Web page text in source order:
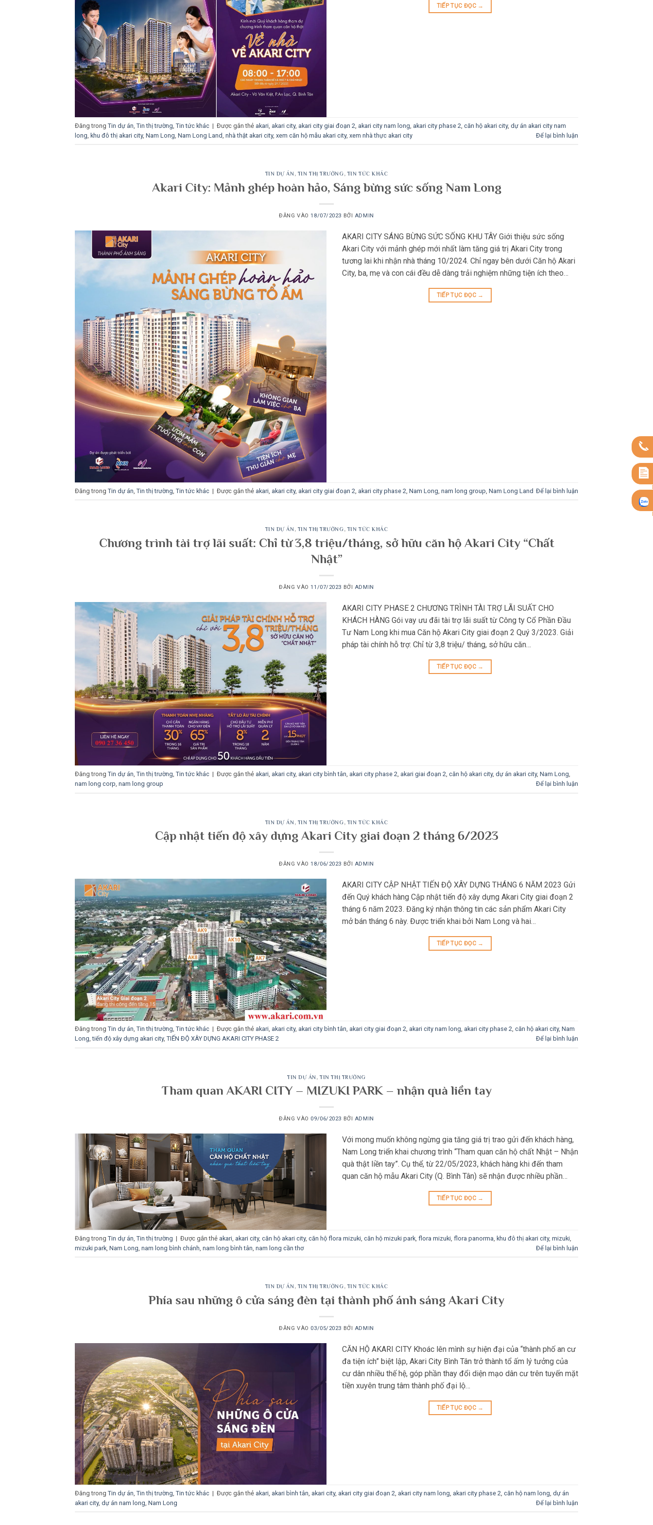
TIẾP TỤC ĐỌC →
Đăng trong Tin dự án Tin thị trường Tin tức khác | Được gắn thẻ akari akari city, akari city giai đoạn 2 akari city nam long akari city phase 2 căn hộ akari city, dự án akari city nam
long khu đô thị akari city, Nam Long Nam Long Land nhà thật akari city, xem căn hộ mẫu akari city, xem nhà thực akari city Để lại bình luận
TIN DỰ ÁN , TIN THỊ TRƯỜNG, TIN TỨC KHÁC
Akari City: Mảnh ghép hoàn hảo, Sáng bừng sức sống Nam Long
ĐĂNG VÀO18/07/2023 BỞI ADMIN
AKARI CITY SÁNG BỪNG SỨC SỐNG KHU TÂY Giới thiệu sức sống
Akari City với mảnh ghép mới nhất làm tăng giá trị Akari City trong
tương lai khi nhận nhà tháng 10/2024. Chỉ ngay bên dưới Căn hộ Akari
City, ba, mẹ và con cái đều dễ dàng trải nghiệm những tiện ích theo…
TIẾP TỤC ĐỌC →
Đăng trong Tin dự án Tin thị trường Tin tức khác | Được gắn thẻ akari akari city, akari city giai đoạn 2 akari city phase 2 Nam Long nam long group Nam Long Land Để lại bình luận
TIN DỰ ÁN , TIN THỊ TRƯỜNG, TIN TỨC KHÁC
Chương trình tài trợ lãi suất: Chỉ từ 3,8 triệu/tháng, sở hữu căn hộ Akari City “Chất
Nhật”
ĐĂNG VÀO11/07/2023 BỞI ADMIN
AKARI CITY PHASE 2 CHƯƠNG TRÌNH TÀI TRỢ LÃI SUẤT CHO
KHÁCH HÀNG Gói vay ưu đãi tài trợ lãi suất từ Công ty Cổ Phần Đầu
Tư Nam Long khi mua Căn hộ Akari City giai đoạn 2 Quý 3/2023. Giải
pháp tài chính hỗ trợ: Chỉ từ 3,8 triệu/ tháng, sở hữu căn…
TIẾP TỤC ĐỌC →
Đăng trong Tin dự án Tin thị trường Tin tức khác | Được gắn thẻ akari akari city, akari city bình tân akari city phase 2 akari giai đoạn 2 căn hộ akari city, dự án akari city, Nam Long
nam long corp nam long group Để lại bình luận
TIN DỰ ÁN , TIN THỊ TRƯỜNG, TIN TỨC KHÁC
Cập nhật tiến độ xây dựng Akari City giai đoạn 2 tháng 6/2023
ĐĂNG VÀO18/06/2023 BỞI ADMIN
AKARI CITY CẬP NHẬT TIẾN ĐỘ XÂY DỰNG THÁNG 6 NĂM 2023 Gửi
đến Quý khách hàng Cập nhật tiến độ xây dựng Akari City giai đoạn 2
tháng 6 năm 2023. Đăng ký nhận thông tin các sản phẩm Akari City
mở bán tháng 6 này. Được triển khai bởi Nam Long và hai…
TIẾP TỤC ĐỌC →
Đăng trong Tin dự án, Tin thị trường, Tin tức khác | Được gắn thẻ akari, akari city, akari city bình tân, akari city giai đoạn 2, akari city nam long, akari city phase 2, căn hộ akari city, Nam
Long,tiến độ xây dựng akari city, TIẾN ĐỘ XÂY DỰNG AKARI CITY PHASE 2 Để lại bình luận
TIN DỰ ÁN ,TIN THỊ TRƯỜNG
Tham quan AKARI CITY – MIZUKI PARK – nhận quà liền tay
ĐĂNG VÀO 09/06/2023 BỞI ADMIN
Với mong muốn không ngừng gia tăng giá trị trao gửi đến khách hàng,
Nam Long triển khai chương trình “Tham quan căn hộ chất Nhật – Nhận
quà thật liền tay”. Cụ thể, từ 22/05/2023, khách hàng khi đến tham
quan căn hộ mẫu Akari City (Q. Bình Tân) sẽ nhận được nhiều phần…
TIẾP TỤC ĐỌC →
Đăng trong Tin dự án Tin thị trường | Được gắn thẻ akari akari city, căn hộ akari city, căn hộ flora mizuki căn hộ mizuki park, flora mizuki flora panorma khu đô thị akari city, mizuki
mizuki park, Nam Long nam long bình chánh nam long bình tân nam long cần thơ Để lại bình luận
TIN DỰ ÁN , TIN THỊ TRƯỜNG, TIN TỨC KHÁC
Phía sau những ô cửa sáng đèn tại thành phố ánh sáng Akari City
ĐĂNG VÀO 03/05/2023 BỞI ADMIN
CĂN HỘ AKARI CITY Khoác lên mình sự hiện đại của “thành phố an cư
đa tiện ích” biệt lập, Akari City Bình Tân trở thành tổ ấm lý tưởng của
cư dân nhiều thế hệ, góp phần thay đổi diện mạo dân cư trên tuyến mặt
tiền xuyên trung tâm thành phố đại lộ…
TIẾP TỤC ĐỌC →
Đăng trong Tin dự án Tin thị trường Tin tức khác | Được gắn thẻ akari akari bình tân akari city, akari city giai đoạn 2 akari city nam long akari city phase 2 căn hộ nam long dự án
akari city, dự án nam long Nam Long Để lại bình luận